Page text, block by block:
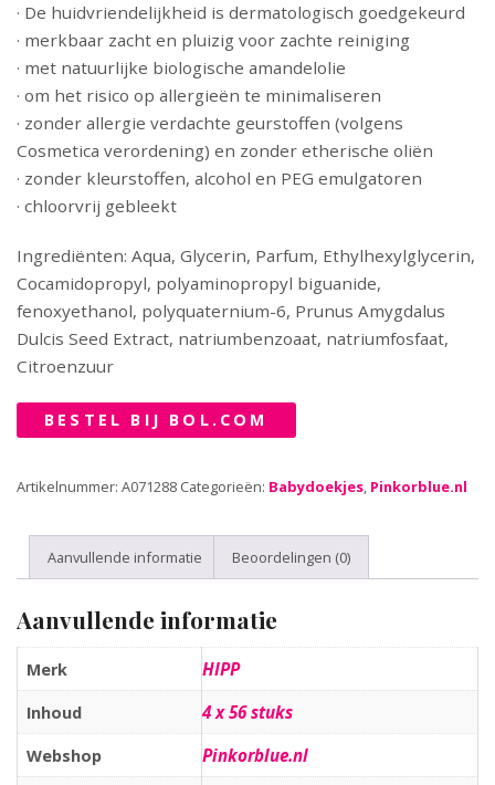
· De huidvriendelijkheid is dermatologisch goedgekeurd
· merkbaar zacht en pluizig voor zachte reiniging
· met natuurlijke biologische amandelolie
· om het risico op allergieën te minimaliseren
· zonder allergie verdachte geurstoffen (volgens
Cosmetica verordening) en zonder etherische oliën
· zonder kleurstoffen, alcohol en PEG emulgatoren
· chloorvrij gebleekt
Ingrediënten: Aqua, Glycerin, Parfum, Ethylhexylglycerin,
Cocamidopropyl, polyaminopropyl biguanide,
fenoxyethanol, polyquaternium-6, Prunus Amygdalus
Dulcis Seed Extract, natriumbenzoaat, natriumfosfaat,
Citroenzuur
BESTEL BIJ BOL.COM
Artikelnummer: A071288 Categorieën: Babydoekjes, Pinkorblue.nl
Aanvullende informatie Beoordelingen (0)
Aanvullende informatie
Merk HIPP
Inhoud 4 x 56 stuks
Webshop Pinkorblue.nl